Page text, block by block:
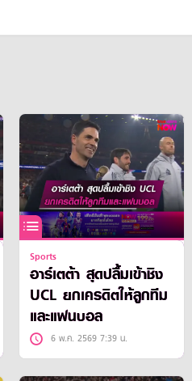
Sports
อาร์เตต้า สุดปลื้มเข้าชิง
UCL ยกเครดิตให้ลูกทีม
และแฟนบอล
6 พ.ค. 2569 7:39 น.